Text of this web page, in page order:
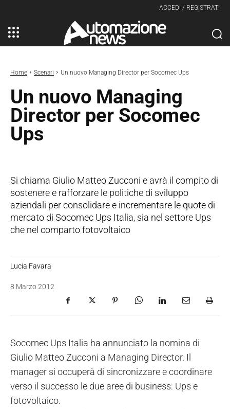
ACCEDI / REGISTRATI
Home Scenari Un nuovo Managing Director per Socomec Ups
Un nuovo Managing
Director per Socomec
Ups
Si chiama Giulio Matteo Zucconi e avrà il compito di
sostenere e rafforzare le politiche di sviluppo
aziendali per consolidare e incrementare le quote di
mercato di Socomec Ups Italia, sia nel settore Ups
che nel comparto fotovoltaico
Lucia Favara
8 Marzo 2012
Socomec Ups Italia ha annunciato la nomina di
Giulio Matteo Zucconi a Managing Director. Il
manager si occuperà di sincronizzare e coordinare
verso il successo le due aree di business: Ups e
fotovoltaico.